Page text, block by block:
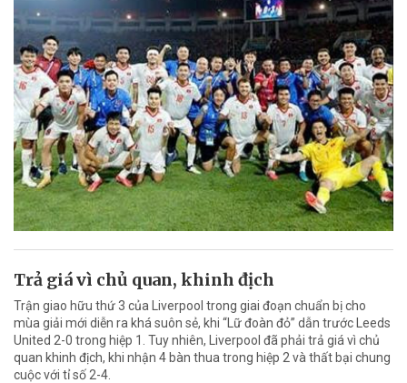
Trả giá vì chủ quan, khinh địch
Trận giao hữu thứ 3 của Liverpool trong giai đoạn chuẩn bị cho
mùa giải mới diễn ra khá suôn sẻ, khi “Lữ đoàn đỏ” dẫn trước Leeds
United 2-0 trong hiệp 1. Tuy nhiên, Liverpool đã phải trả giá vì chủ
quan khinh địch, khi nhận 4 bàn thua trong hiệp 2 và thất bại chung
cuộc với tỉ số 2-4.